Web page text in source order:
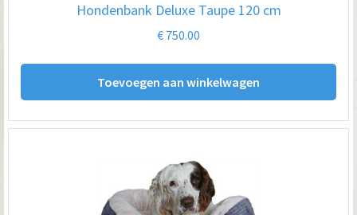
Hondenbank Deluxe Taupe 120 cm
€ 750.00
Toevoegen aan winkelwagen